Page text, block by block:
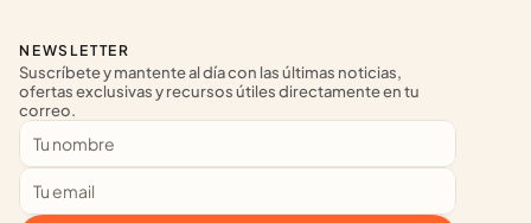
NEWSLETTER
Suscríbete y mantente al día con las últimas noticias,
ofertas exclusivas y recursos útiles directamente en tu
correo.